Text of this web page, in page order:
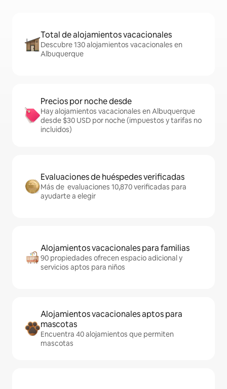
Total de alojamientos vacacionales
Descubre 130 alojamientos vacacionales en
Albuquerque
Precios por noche desde
Hay alojamientos vacacionales en Albuquerque
desde $30 USD por noche (impuestos y tarifas no
incluidos)
Evaluaciones de huéspedes verificadas
Más de evaluaciones 10,870 verificadas para
ayudarte a elegir
Alojamientos vacacionales para familias
90 propiedades ofrecen espacio adicional y
servicios aptos para niños
Alojamientos vacacionales aptos para
mascotas
Encuentra 40 alojamientos que permiten
mascotas